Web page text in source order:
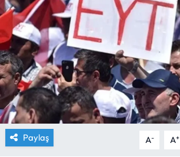
Paylaş A- A+
Araştırma-Rapor